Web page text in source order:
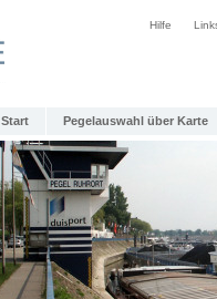
Hilfe
Start Pegelauswahl über Karte